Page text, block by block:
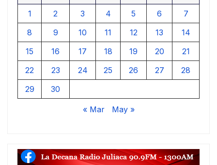
1 2 3 4 5 6
7
8
9 10 11 12 13
14
15
16 17 18 19 20
21
22
23 24 25 26 27
28
29
30
« Mar May »